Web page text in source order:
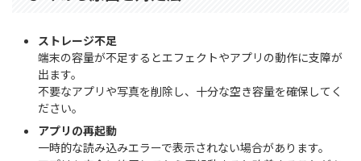
ストレージ不足
端末の容量が不足するとエフェクトやアプリの動作に支障が
出ます。
不要なアプリや写真を削除し、十分な空き容量を確保してく
ださい。
アプリの再起動
一時的な読み込みエラーで表示されない場合があります。